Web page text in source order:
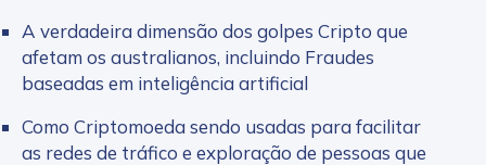
A verdadeira dimensão dos golpes Cripto que
afetam os australianos, incluindo Fraudes
baseadas em inteligência artificial
Como Criptomoeda sendo usadas para facilitar
as redes de tráfico e exploração de pessoas que